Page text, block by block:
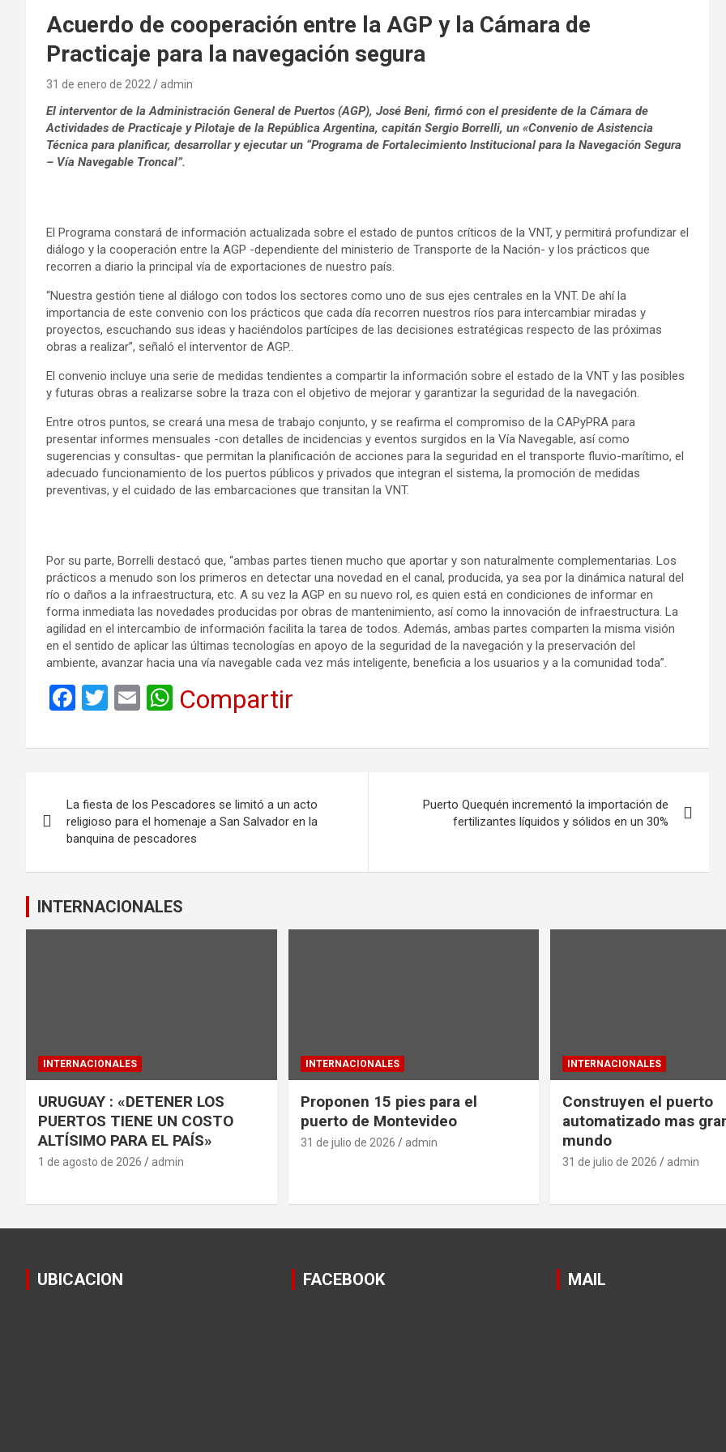
Acuerdo de cooperación entre la AGP y la Cámara de
Practicaje para la navegación segura
31 de enero de 2022 admin
El interventor de la Administración General de Puertos (AGP), José Beni, firmó con el presidente de la Cámara de
Actividades de Practicaje y Pilotaje de la República Argentina, capitán Sergio Borrelli, un «Convenio de Asistencia
Técnica para planificar, desarrollar y ejecutar un “Programa de Fortalecimiento Institucional para la Navegación Segura
– Vía Navegable Troncal”.
El Programa constará de información actualizada sobre el estado de puntos críticos de la VNT, y permitirá profundizar el
diálogo y la cooperación entre la AGP -dependiente del ministerio de Transporte de la Nación- y los prácticos que
recorren a diario la principal vía de exportaciones de nuestro país.
“Nuestra gestión tiene al diálogo con todos los sectores como uno de sus ejes centrales en la VNT. De ahí la
importancia de este convenio con los prácticos que cada día recorren nuestros ríos para intercambiar miradas y
proyectos, escuchando sus ideas y haciéndolos partícipes de las decisiones estratégicas respecto de las próximas
obras a realizar”, señaló el interventor de AGP..
El convenio incluye una serie de medidas tendientes a compartir la información sobre el estado de la VNT y las posibles
y futuras obras a realizarse sobre la traza con el objetivo de mejorar y garantizar la seguridad de la navegación.
Entre otros puntos, se creará una mesa de trabajo conjunto, y se reafirma el compromiso de la CAPyPRA para
presentar informes mensuales -con detalles de incidencias y eventos surgidos en la Vía Navegable, así como
sugerencias y consultas- que permitan la planificación de acciones para la seguridad en el transporte fluvio-marítimo, el
adecuado funcionamiento de los puertos públicos y privados que integran el sistema, la promoción de medidas
preventivas, y el cuidado de las embarcaciones que transitan la VNT.
Por su parte, Borrelli destacó que, “ambas partes tienen mucho que aportar y son naturalmente complementarias. Los
prácticos a menudo son los primeros en detectar una novedad en el canal, producida, ya sea por la dinámica natural del
río o daños a la infraestructura, etc. A su vez la AGP en su nuevo rol, es quien está en condiciones de informar en
forma inmediata las novedades producidas por obras de mantenimiento, así como la innovación de infraestructura. La
agilidad en el intercambio de información facilita la tarea de todos. Además, ambas partes comparten la misma visión
en el sentido de aplicar las últimas tecnologías en apoyo de la seguridad de la navegación y la preservación del
ambiente, avanzar hacia una vía navegable cada vez más inteligente, beneficia a los usuarios y a la comunidad toda”.
F
ce
o
o
k
T
tt
E
ail
W
at
A
p
p
Compartir
de
entradas
La fiesta de los Pescadores se limitó a un acto
religioso para el homenaje a San Salvador en la
banquina de pescadores
Puerto Quequén incrementó la importación de
fertilizantes líquidos y sólidos en un 30%
INTERNACIONALES
INTERNACIONALES
URUGUAY : «DETENER LOS
PUERTOS TIENE UN COSTO
ALTÍSIMO PARA EL PAÍS»
1 de agosto de 2026 admin
INTERNACIONALES
Proponen 15 pies para el
puerto de Montevideo
31 de julio de 2026 admin
INTERNACIONALES
Construyen el puerto
automatizado mas
mundo
31 de julio de 2026 admin
UBICACION FACEBOOK MAIL